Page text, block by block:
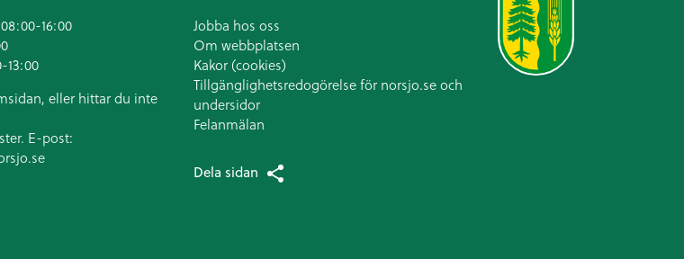
16:00
13:00
eller hittar du inte
E-post:
Jobba hos oss
Om webbplatsen
Kakor (cookies)
Tillgänglighetsredogörelse för norsjo.se och
undersidor
Felanmälan
Dela sidan